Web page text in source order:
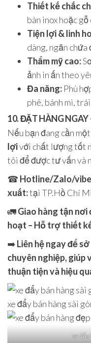
Thiết kế chắc
bàn inox hoặc
Tiện lợi & linh
dàng, ngăn chứa
Thẩm mỹ cao:
ảnh in ấn theo
Đa năng: Phù
phê, bánh mì,
10. ĐẶT HÀNG
Nếu bạn đang cần
lợivới chất lượng tốt
tôi để được tư vấn và
☎ Hotline/Zalo/
xuất:tại TP.Hồ Chí
🚛Giao hàng tận nơi
hoạt – Hỗ trợ thiết
➡️Liên hệ ngay để
chuyên nghiệp, giúp
thuận tiện và hiệu
xe đẩy bán hàng sài
xe đẩy